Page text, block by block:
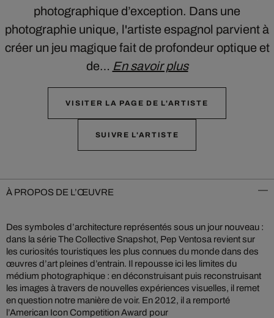
photographique d’exception. Dans une
photographie unique, l'artiste espagnol parvient à
créer un jeu magique fait de profondeur optique et
de… En savoir plus
VISITER LA PAGE DE L'ARTISTE
SUIVRE L'ARTISTE
À PROPOS DE L’ŒUVRE
Des symboles d’architecture représentés sous un jour nouveau :
dans la série The Collective Snapshot, Pep Ventosa revient sur
les curiosités touristiques les plus connues du monde dans des
œuvres d’art pleines d’entrain. Il repousse ici les limites du
médium photographique : en déconstruisant puis reconstruisant
les images à travers de nouvelles expériences visuelles, il remet
en question notre manière de voir. En 2012, il a remporté
l’American Icon Competition Award pour